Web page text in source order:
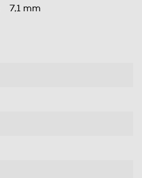
7,1 mm